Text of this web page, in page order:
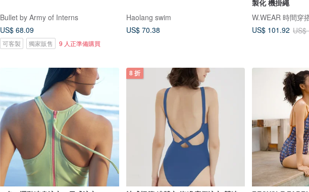
Bullet by Army of Interns
US$ 68.09
可客製 獨家販售 9 人正準備購買
Haolang swim
US$ 70.38
製化 機掛繩
W.WEAR 時間穿
US$ 101.92 US$
8 折